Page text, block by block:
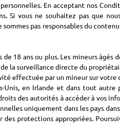
En acceptant nos
Si vous ne souhaitez pas que
pas responsables du
18 ans ou plus. Les mineurs âgés
la surveillance directe du
effectuée par un mineur sur votre
en Irlande et dans tout autre
des autorités à accéder à vos
uniquement dans les pays
protections appropriées.